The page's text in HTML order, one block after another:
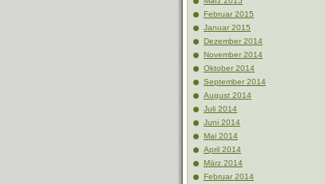
Februar 2015
Januar 2015
Dezember 2014
November 2014
Oktober 2014
September 2014
August 2014
Juli 2014
Juni 2014
Mai 2014
April 2014
März 2014
Februar 2014